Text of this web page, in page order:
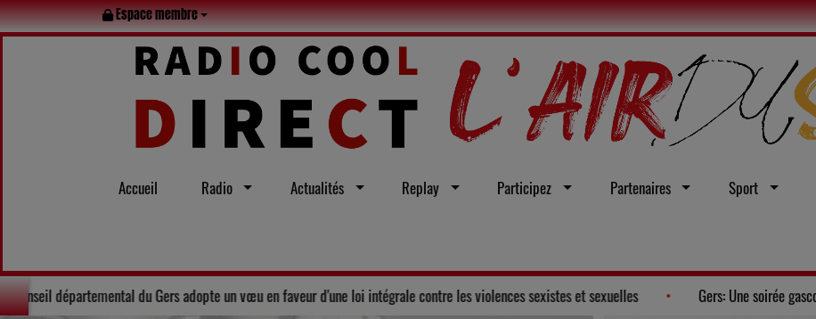
Espace membre
Accueil Radio Actualités Replay Participez Partenaires Sport
l’été Solidarité : Le Conseil départemental du Gers adopte un vœu en faveur d'une loi intégrale contre les violences sexistes et sexuelles